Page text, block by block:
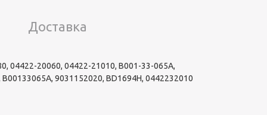
Доставка
04422-20060, 04422-21010, B001-33-065A,
9031152020, BD1694H, 0442232010